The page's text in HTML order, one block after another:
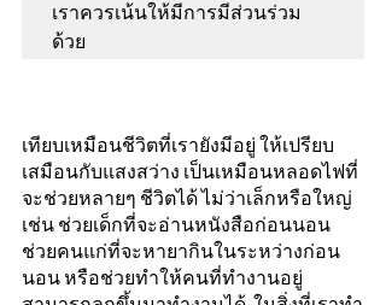
เราควรเน้นให้มีการมีส่วนร่วม
ด้วย
เทียบเหมือนชีวิตที่เรายังมีอยู่ ให้เปรียบ
เสมือนกับแสงสว่าง เป็นเหมือนหลอดไฟที่
จะช่วยหลายๆ ชีวิตได้ ไม่ว่าเล็กหรือใหญ่
เช่น ช่วยเด็กที่จะอ่านหนังสือก่อนนอน
ช่วยคนแก่ที่จะหายากินในระหว่างก่อน
นอน หรือช่วยทําให้คนที่ทํางานอยู่